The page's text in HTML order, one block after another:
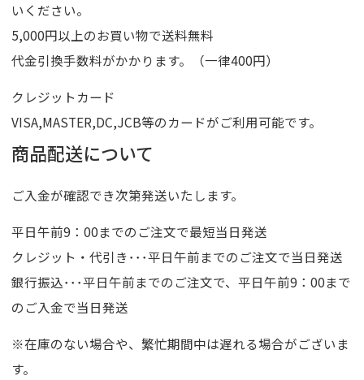
いください。
5,000円以上のお買い物で送料無料
代金引換手数料がかかります。（一律400円）
クレジットカード
VISA,MASTER,DC,JCB等のカードがご利用可能です。
商品配送について
ご入金が確認でき次第発送いたします。
平日午前9：00までのご注文で最短当日発送
クレジット・代引き･･･平日午前までのご注文で当日発送
銀行振込･･･平日午前までのご注文で、平日午前9：00まで
のご入金で当日発送
※在庫のない場合や、繁忙期間中は遅れる場合がございま
す。